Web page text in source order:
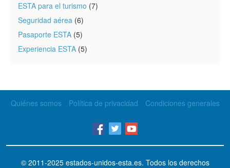
ESTA para el turismo (7)
Seguridad aérea (6)
Pasaporte ESTA (5)
Experiencia ESTA (5)
Quiénes somos Política de privacidad Condiciones generales
© 2011-2025 estados-unidos-esta.es. Todos los derechos